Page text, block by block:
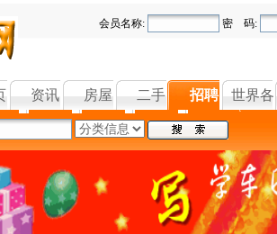
会员名称: 密 码:
资讯 房屋 二手 招聘 世界各